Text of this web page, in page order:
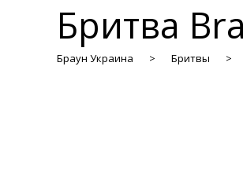
Бритва
Браун Украина Бритвы